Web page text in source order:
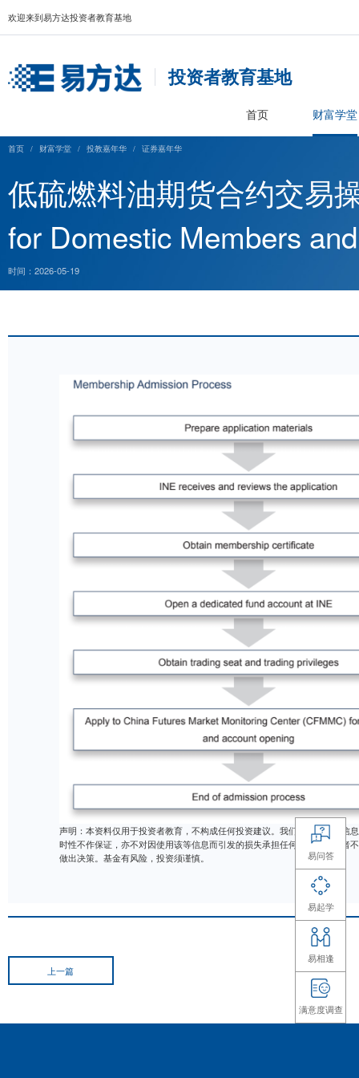
欢迎来到易方达投资者教育基地
投资者教育基
首页
首页 / 财富学堂 / 投教嘉年华 / 证券嘉年华
低硫燃料油期货合
for Domestic
时间：2026-05-19